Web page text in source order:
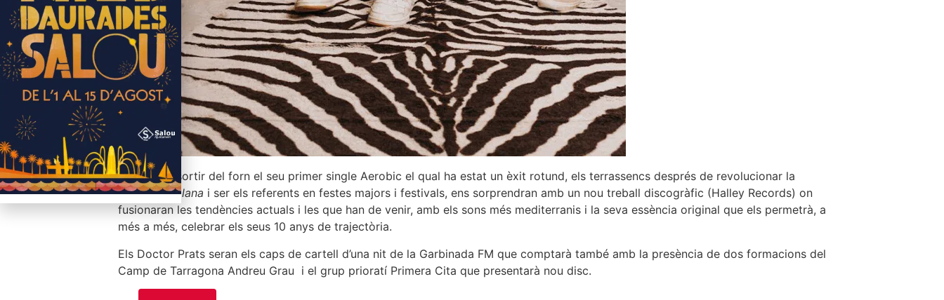
Acabat de sortir del forn el seu primer single Aerobic el qual ha estat un èxit rotund, els terrassencs després de revolucionar la
músicacatalana i ser els referents en festes majors i festivals, ens sorprendran amb un nou treball discogràfic (Halley Records) on
fusionaran les tendències actuals i les que han de venir, amb els sons més mediterranis i la seva essència original que els permetrà, a
més a més, celebrar els seus 10 anys de trajectòria.
Els Doctor Prats seran els caps de cartell d’una nit de la Garbinada FM que comptarà també amb la presència de dos formacions del
Camp de Tarragona Andreu Grau i el grup prioratí Primera Cita que presentarà nou disc.